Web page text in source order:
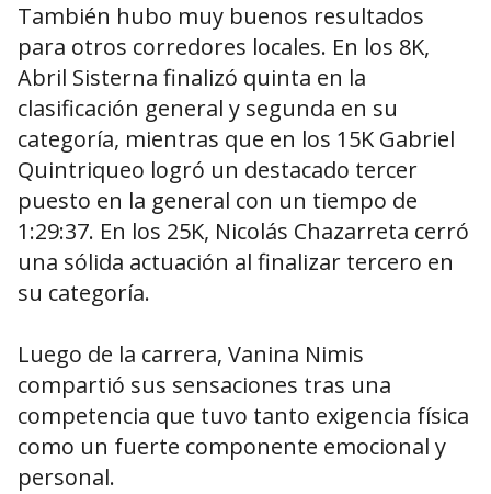
También hubo muy buenos resultados
para otros corredores locales. En los 8K,
Abril Sisterna finalizó quinta en la
clasificación general y segunda en su
categoría, mientras que en los 15K Gabriel
Quintriqueo logró un destacado tercer
puesto en la general con un tiempo de
1:29:37. En los 25K, Nicolás Chazarreta cerró
una sólida actuación al finalizar tercero en
su categoría.
Luego de la carrera, Vanina Nimis
compartió sus sensaciones tras una
competencia que tuvo tanto exigencia física
como un fuerte componente emocional y
personal.